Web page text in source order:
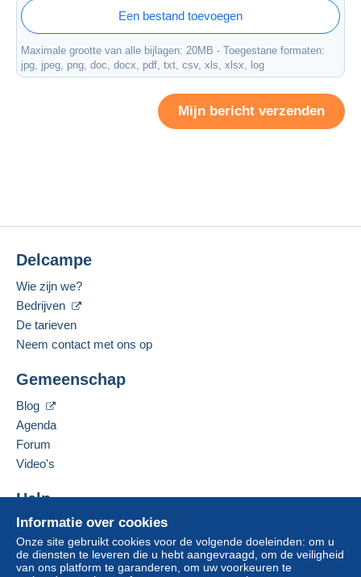
Een bestand toevoegen
Maximale grootte van alle bijlagen: 20MB - Toegestane formaten:
jpg, jpeg, png, doc, docx, pdf, txt, csv, xls, xlsx, log
Mijn bericht verzenden
Informatie over cookies
Onze site gebruikt cookies voor de volgende doeleinden: om u
de diensten te leveren die u hebt aangevraagd, om de veiligheid
van ons platform te garanderen, om uw voorkeuren te
Delcampe
Wie zijn we?
Bedrijven
De tarieven
Neem contact met ons op
Gemeenschap
Blog
Agenda
Forum
Video's
Help
Hulpcentrum
Kopen op Delcampe
Verkopen op Delcampe